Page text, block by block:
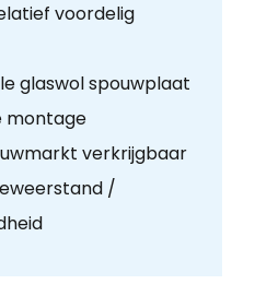
voordelig
glaswol spouwplaat
montage
verkrijgbaar
/